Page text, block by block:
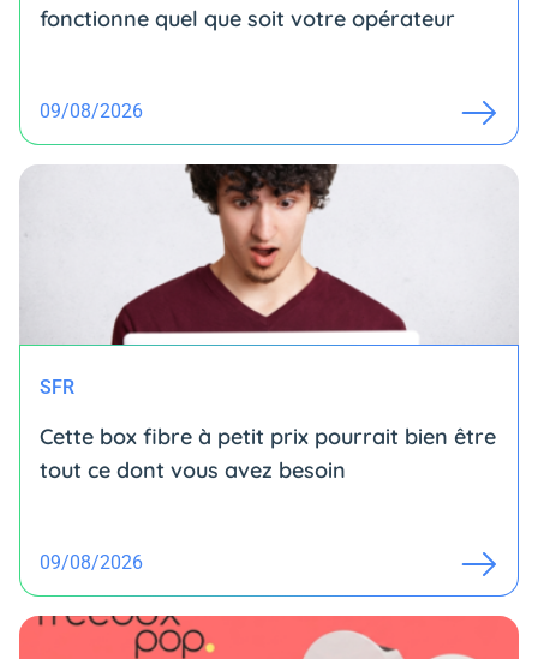
fonctionne quel que soit votre opérateur
09/08/2026
SFR
Cette box fibre à petit prix pourrait bien être
tout ce dont vous avez besoin
09/08/2026